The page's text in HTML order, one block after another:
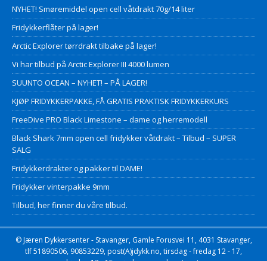
NYHET! Smøremiddel open cell våtdrakt 70g/14 liter
Fridykkerflåter på lager!
Arctic Explorer tørrdrakt tilbake på lager!
Vi har tilbud på Arctic Explorer III 4000 lumen
SUUNTO OCEAN – NYHET! – PÅ LAGER!
KJØP FRIDYKKERPAKKE, FÅ GRATIS PRAKTISK FRIDYKKERKURS
FreeDive PRO Black Limestone – dame og herremodell
Black Shark 7mm open cell fridykker våtdrakt – Tilbud – SUPER
SALG
Fridykkerdrakter og pakker til DAME!
Fridykker vinterpakke 9mm
Tilbud, her finner du våre tilbud.
© Jæren Dykkersenter - Stavanger, Gamle Forusvei 11, 4031 Stavanger,
tlf 51890506, 90853229, post(A)jdykk.no, tirsdag - fredag 12 - 17,